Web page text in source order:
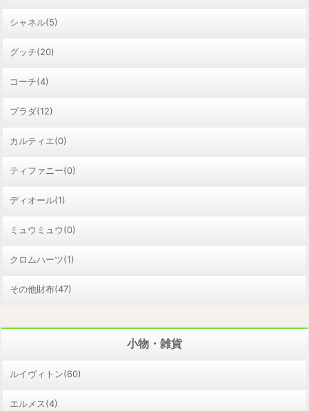
シャネル(5)
グッチ(20)
コーチ(4)
プラダ(12)
カルティエ(0)
ティファニー(0)
ディオール(1)
ミュウミュウ(0)
クロムハーツ(1)
その他財布(47)
小物・雑貨
ルイヴィトン(60)
エルメス(4)